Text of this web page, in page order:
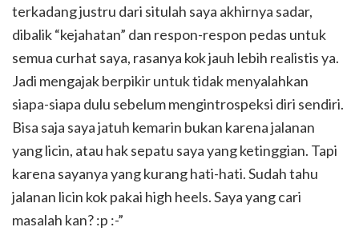
terkadang justru dari situlah saya akhirnya sadar,
dibalik “kejahatan” dan respon-respon pedas untuk
semua curhat saya, rasanya kok jauh lebih realistis ya.
Jadi mengajak berpikir untuk tidak menyalahkan
siapa-siapa dulu sebelum mengintrospeksi diri sendiri.
Bisa saja saya jatuh kemarin bukan karena jalanan
yang licin, atau hak sepatu saya yang ketinggian. Tapi
karena sayanya yang kurang hati-hati. Sudah tahu
jalanan licin kok pakai high heels. Saya yang cari
masalah kan? :p :-”